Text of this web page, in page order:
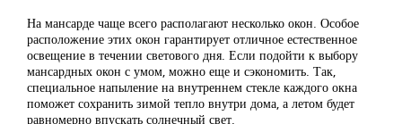
На мансарде чаще всего располагают несколько окон. Особое
расположение этих окон гарантирует отличное естественное
освещение в течении светового дня. Если подойти к выбору
мансардных окон с умом, можно еще и сэкономить. Так,
специальное напыление на внутреннем стекле каждого окна
поможет сохранить зимой тепло внутри дома, а летом будет
равномерно впускать солнечный свет.